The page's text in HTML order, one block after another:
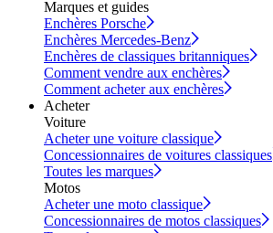
Marques et guides
Enchères Porsche
Enchères Mercedes-Benz
Enchères de classiques britanniques
Comment vendre aux enchères
Comment acheter aux enchères
Acheter
Voiture
Acheter une voiture classique
Concessionnaires de voitures classiques
Toutes les marques
Motos
Acheter une moto classique
Concessionnaires de motos classiques